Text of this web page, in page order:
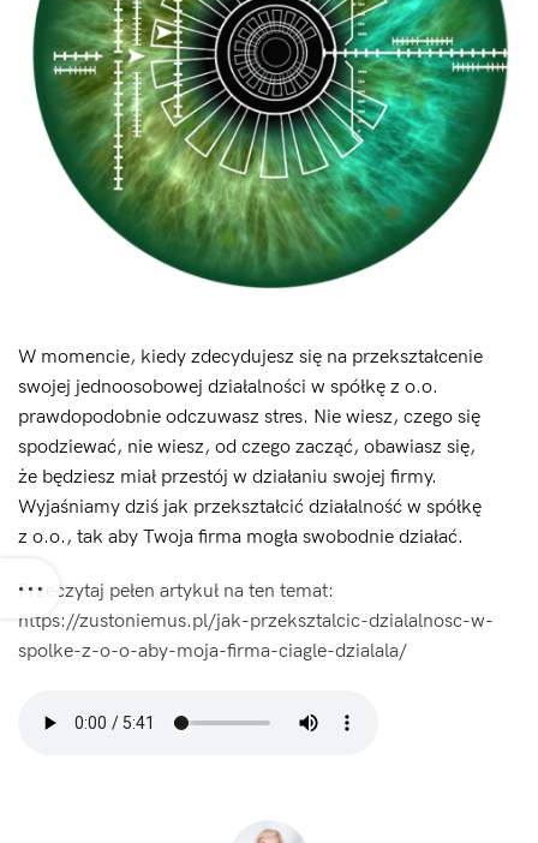
W momencie, kiedy zdecydujesz się na przekształcenie
swojej jednoosobowej działalności w spółkę z o.o.
prawdopodobnie odczuwasz stres. Nie wiesz, czego się
spodziewać, nie wiesz, od czego zacząć, obawiasz się,
że będziesz miał przestój w działaniu swojej firmy.
Wyjaśniamy dziś jak przekształcić działalność w spółkę
z o.o., tak aby Twoja firma mogła swobodnie działać.
Przeczytaj pełen artykuł na ten temat:
https://zustoniemus.pl/jak-przeksztalcic-dzialalnosc-w-
spolke-z-o-o-aby-moja-firma-ciagle-dzialala/